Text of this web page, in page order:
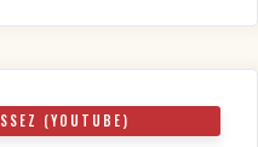
(YOUTUBE)